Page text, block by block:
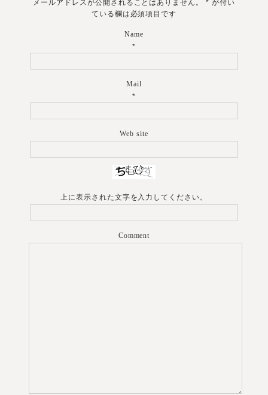
メールアドレスが公開されることはありません。* が付い
ている欄は必須項目です
Name
*
Mail
*
Web site
上に表示された文字を入力してください。
Comment